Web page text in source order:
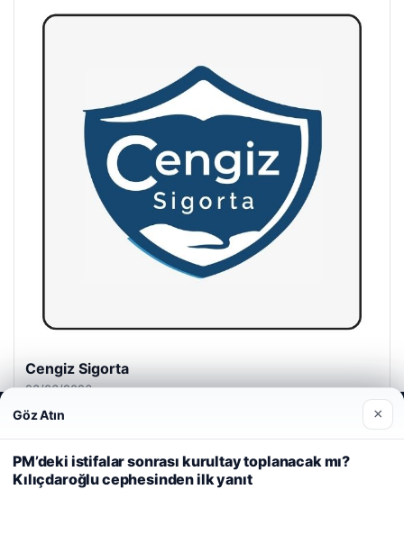
Cengiz Sigorta
23/06/2026
Web sitemizi nasıl kullandığınızı daha iyi anlayabilmek,
deneyiminizi kişiselleştirmek ve geliştirmek amacıyla çerezler
kullanıyoruz.Çerez Politikamız
Reddet Kabul Et
Göz Atın ×
PM’deki istifalar sonrası kurultay toplanacak mı?
Kılıçdaroğlu cephesinden ilk yanıt